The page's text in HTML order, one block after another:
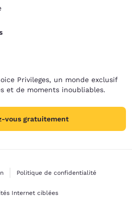
Privileges, un monde exclusif
et de moments inoubliables.
vous gratuitement
Politique de confidentialité
Internet ciblées